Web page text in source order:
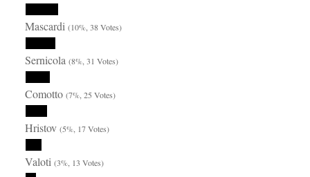
Mascardi(10%, 38 Votes)
Sernicola(8%, 31 Votes)
Comotto(7%, 25 Votes)
Hristov(5%, 17 Votes)
Valoti(3%, 13 Votes)